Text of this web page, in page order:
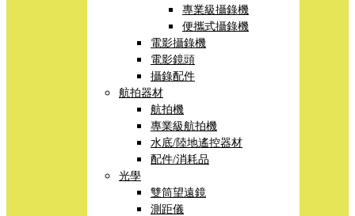
專業級攝錄機
便攜式攝錄機
電影攝錄機
電影鏡頭
攝錄配件
航拍器材
航拍機
專業級航拍機
水底/陸地遙控器材
配件/消耗品
光學
雙筒望遠鏡
測距儀